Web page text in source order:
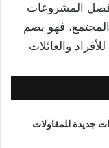
المشروعات
المجتمع، فهو يضم
والعائلات
جديدة للمقاولات